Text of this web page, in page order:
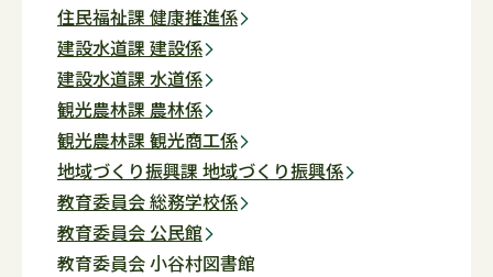
住民福祉課 健康推進係
建設水道課 建設係
建設水道課 水道係
観光農林課 農林係
観光農林課 観光商工係
地域づくり振興課 地域づくり振興係
教育委員会 総務学校係
教育委員会 公民館
教育委員会 小谷村図書館